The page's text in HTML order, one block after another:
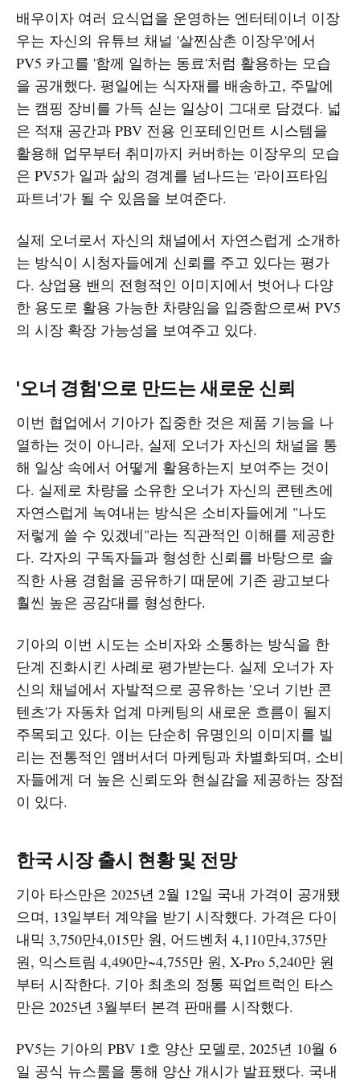
배우이자 여러 요식업을 운영하는 엔터테이너 이장
우는 자신의 유튜브 채널 '살찐삼촌 이장우'에서
PV5 카고를 '함께 일하는 동료'처럼 활용하는 모습
을 공개했다. 평일에는 식자재를 배송하고, 주말에
는 캠핑 장비를 가득 싣는 일상이 그대로 담겼다. 넓
은 적재 공간과 PBV 전용 인포테인먼트 시스템을
활용해 업무부터 취미까지 커버하는 이장우의 모습
은 PV5가 일과 삶의 경계를 넘나드는 '라이프타임
파트너'가 될 수 있음을 보여준다.
실제 오너로서 자신의 채널에서 자연스럽게 소개하
는 방식이 시청자들에게 신뢰를 주고 있다는 평가
다. 상업용 밴의 전형적인 이미지에서 벗어나 다양
한 용도로 활용 가능한 차량임을 입증함으로써 PV5
의 시장 확장 가능성을 보여주고 있다.
'오너 경험'으로 만드는 새로운 신뢰
이번 협업에서 기아가 집중한 것은 제품 기능을 나
열하는 것이 아니라, 실제 오너가 자신의 채널을 통
해 일상 속에서 어떻게 활용하는지 보여주는 것이
다. 실제로 차량을 소유한 오너가 자신의 콘텐츠에
자연스럽게 녹여내는 방식은 소비자들에게 "나도
저렇게 쓸 수 있겠네"라는 직관적인 이해를 제공한
다. 각자의 구독자들과 형성한 신뢰를 바탕으로 솔
직한 사용 경험을 공유하기 때문에 기존 광고보다
훨씬 높은 공감대를 형성한다.
기아의 이번 시도는 소비자와 소통하는 방식을 한
단계 진화시킨 사례로 평가받는다. 실제 오너가 자
신의 채널에서 자발적으로 공유하는 '오너 기반 콘
텐츠'가 자동차 업계 마케팅의 새로운 흐름이 될지
주목되고 있다. 이는 단순히 유명인의 이미지를 빌
리는 전통적인 앰버서더 마케팅과 차별화되며, 소비
자들에게 더 높은 신뢰도와 현실감을 제공하는 장점
이 있다.
한국 시장 출시 현황 및 전망
기아 타스만은 2025년 2월 12일 국내 가격이 공개됐
으며, 13일부터 계약을 받기 시작했다. 가격은 다이
내믹 3,750만4,015만 원, 어드벤처 4,110만4,375만
원, 익스트림 4,490만~4,755만 원, X-Pro 5,240만 원
부터 시작한다. 기아 최초의 정통 픽업트럭인 타스
만은 2025년 3월부터 본격 판매를 시작했다.
PV5는 기아의 PBV 1호 양산 모델로, 2025년 10월 6
일 공식 뉴스룸을 통해 양산 개시가 발표됐다. 국내